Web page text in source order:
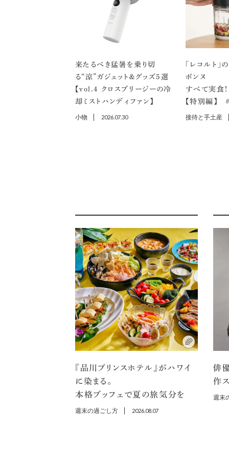
来たるべき猛暑を乗り切
る“涼”ガジェット＆グッズ5選
【vol.４ クロスブリージーの冷
却ミストハンディファン】
小物 2026.07.30
「レコルト
ボンヌ
すべて実食
【特別編】
接待と手土産
『品川プリンスホテル』がハワイ
に染まる。
本格ブッフェで夏の旅気分を
週末の過ごし方 2026.08.07
俳
作
週末